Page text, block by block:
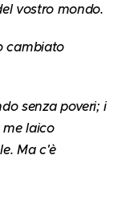
vostro mondo.
cambiato
senza poveri; i
me laico
Ma c'è